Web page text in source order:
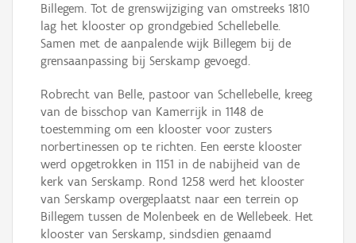
Billegem. Tot de grenswijziging van omstreeks 1810
lag het klooster op grondgebied Schellebelle.
Samen met de aanpalende wijk Billegem bij de
grensaanpassing bij Serskamp gevoegd.
Robrecht van Belle, pastoor van Schellebelle, kreeg
van de bisschop van Kamerrijk in 1148 de
toestemming om een klooster voor zusters
norbertinessen op te richten. Een eerste klooster
werd opgetrokken in 1151 in de nabijheid van de
kerk van Serskamp. Rond 1258 werd het klooster
van Serskamp overgeplaatst naar een terrein op
Billegem tussen de Molenbeek en de Wellebeek. Het
klooster van Serskamp, sindsdien genaamd